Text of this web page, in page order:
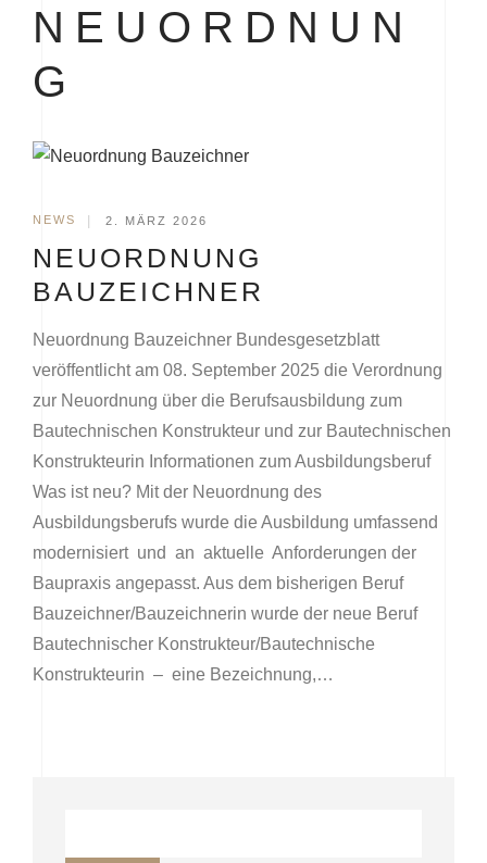
NEUORDNUN
G
NEWS 2. MÄRZ 2026
NEUORDNUNG
BAUZEICHNER
Neuordnung Bauzeichner Bundesgesetzblatt
veröffentlicht am 08. September 2025 die Verordnung
zur Neuordnung über die Berufsausbildung zum
Bautechnischen Konstrukteur und zur Bautechnischen
Konstrukteurin Informationen zum Ausbildungsberuf
Was ist neu? Mit der Neuordnung des
Ausbildungsberufs wurde die Ausbildung umfassend
modernisiert und an aktuelle Anforderungen der
Baupraxis angepasst. Aus dem bisherigen Beruf
Bauzeichner/Bauzeichnerin wurde der neue Beruf
Bautechnischer Konstrukteur/Bautechnische
Konstrukteurin – eine Bezeichnung,…